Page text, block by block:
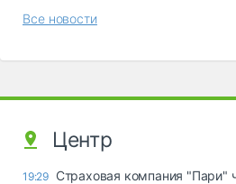
Все новости
Центр
19:29 Страховая компания "Пари"